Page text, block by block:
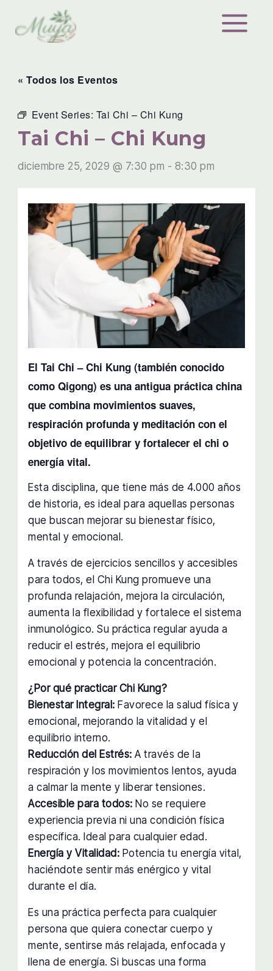
contenido
« Todos los Eventos
Event Series: Tai Chi – Chi Kung
Tai Chi – Chi Kung
diciembre 25, 2029 @ 7:30 pm - 8:30 pm
El Tai Chi – Chi Kung (también conocido
como Qigong) es una antigua práctica china
que combina movimientos suaves,
respiración profunda y meditación con el
objetivo de equilibrar y fortalecer el chi o
energía vital.
Esta disciplina, que tiene más de 4.000 años
de historia, es ideal para aquellas personas
que buscan mejorar su bienestar físico,
mental y emocional.
A través de ejercicios sencillos y accesibles
para todos, el Chi Kung promueve una
profunda relajación, mejora la circulación,
aumenta la flexibilidad y fortalece el sistema
inmunológico. Su práctica regular ayuda a
reducir el estrés, mejora el equilibrio
emocional y potencia la concentración.
¿Por qué practicar Chi Kung?
Bienestar Integral: Favorece la salud física y
emocional, mejorando la vitalidad y el
equilibrio interno.
Reducción del Estrés: A través de la
respiración y los movimientos lentos, ayuda
a calmar la mente y liberar tensiones.
Accesible para todos: No se requiere
experiencia previa ni una condición física
específica. Ideal para cualquier edad.
Energía y Vitalidad: Potencia tu energía vital,
haciéndote sentir más enérgico y vital
durante el día.
Es una práctica perfecta para cualquier
persona que quiera conectar cuerpo y
mente, sentirse más relajada, enfocada y
llena de energía. Si buscas una forma